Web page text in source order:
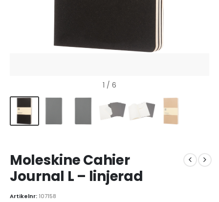
1 / 6
Moleskine Cahier
Journal L – linjerad
Artikelnr: 107158